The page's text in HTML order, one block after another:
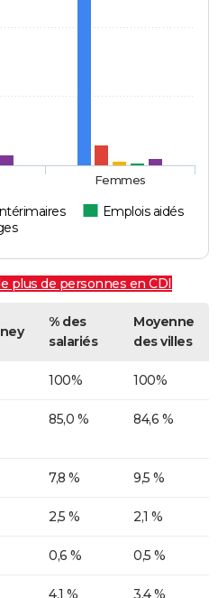
Intérimaires
Emplois aidés
Femmes
plus de personnes en CDI
% des
salariés
Moyenne
des villes
100% 100%
85,0 % 84,6 %
7,8 % 9,5 %
2,5 % 2,1 %
0,6 % 0,5 %